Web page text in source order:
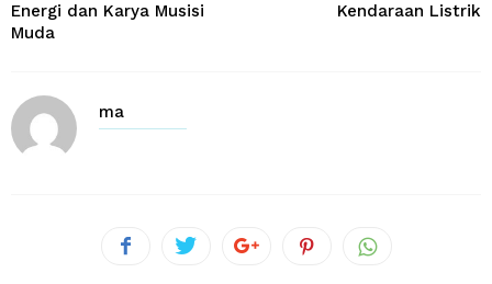
Energi dan Karya Musisi
Muda
Kendaraan Listrik
ma